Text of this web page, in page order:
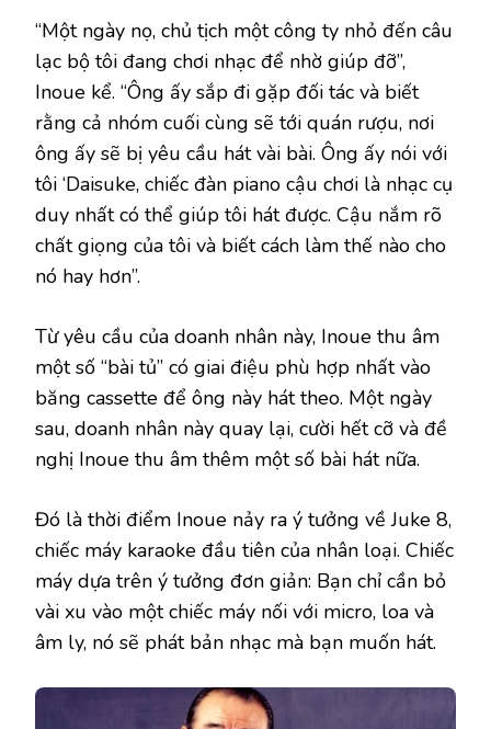
“Một ngày nọ, chủ tịch một công ty nhỏ đến câu
lạc bộ tôi đang chơi nhạc để nhờ giúp đỡ”,
Inoue kể. “Ông ấy sắp đi gặp đối tác và biết
rằng cả nhóm cuối cùng sẽ tới quán rượu, nơi
ông ấy sẽ bị yêu cầu hát vài bài. Ông ấy nói với
tôi ‘Daisuke, chiếc đàn piano cậu chơi là nhạc cụ
duy nhất có thể giúp tôi hát được. Cậu nắm rõ
chất giọng của tôi và biết cách làm thế nào cho
nó hay hơn”.
Từ yêu cầu của doanh nhân này, Inoue thu âm
một số “bài tủ” có giai điệu phù hợp nhất vào
băng cassette để ông này hát theo. Một ngày
sau, doanh nhân này quay lại, cười hết cỡ và đề
nghị Inoue thu âm thêm một số bài hát nữa.
Đó là thời điểm Inoue nảy ra ý tưởng về Juke 8,
chiếc máy karaoke đầu tiên của nhân loại. Chiếc
máy dựa trên ý tưởng đơn giản: Bạn chỉ cần bỏ
vài xu vào một chiếc máy nối với micro, loa và
âm ly, nó sẽ phát bản nhạc mà bạn muốn hát.